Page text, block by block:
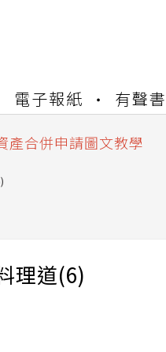
電子報紙 有聲書
開通申請
產合併申請圖文教學
通申請
理道(6)